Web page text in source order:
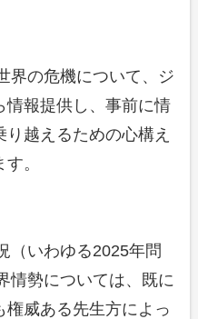
界の危機について、ジ
情報提供し、事前に情
越えるための心構え
。
（いわゆる2025年問
情勢については、既に
権威ある先生方によっ